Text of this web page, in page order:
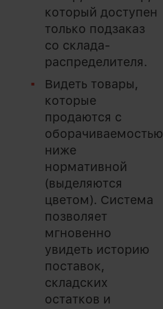
который доступен
только подзаказ
со склада-
распределителя.
Видеть товары,
которые
продаются с
оборачиваемостью
ниже
нормативной
(выделяются
цветом). Система
позволяет
мгновенно
увидеть историю
поставок,
складских
остатков и